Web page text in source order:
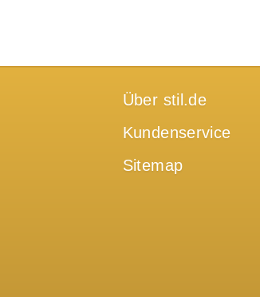
Über stil.de
Kundenservice
Sitemap